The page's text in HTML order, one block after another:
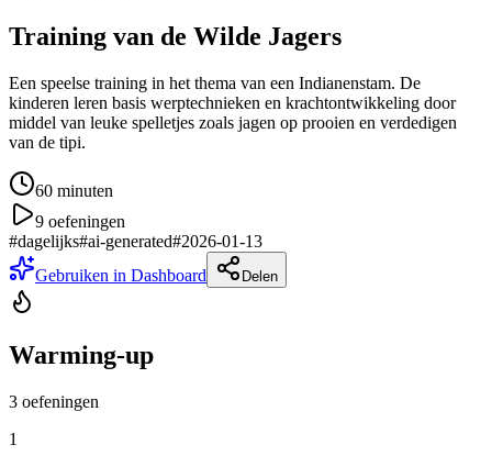
Training van de Wilde Jagers
Een speelse training in het thema van een Indianenstam. De
kinderen leren basis werptechnieken en krachtontwikkeling door
middel van leuke spelletjes zoals jagen op prooien en verdedigen
van de tipi.
60 minuten
9 oefeningen
#dagelijks#ai-generated#2026-01-13
Gebruiken in Dashboard
Delen
Warming-up
3 oefeningen
1